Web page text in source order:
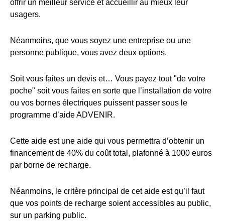
offrir un meilleur service et accueillir au mieux leur
usagers.
Néanmoins, que vous soyez une entreprise ou une
personne publique, vous avez deux options.
Soit vous faites un devis et… Vous payez tout "de votre
poche" soit vous faites en sorte que l’installation de votre
ou vos bornes électriques puissent passer sous le
programme d’aide ADVENIR.
Cette aide est une aide qui vous permettra d’obtenir un
financement de 40% du coût total, plafonné à 1000 euros
par borne de recharge.
Néanmoins, le critère principal de cet aide est qu’il faut
que vos points de recharge soient accessibles au public,
sur un parking public.